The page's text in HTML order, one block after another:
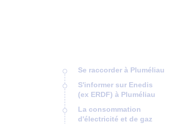
Se raccorder à Pluméliau
S'informer sur Enedis
(ex ERDF) à Pluméliau
La consommation
d'électricité et de gaz